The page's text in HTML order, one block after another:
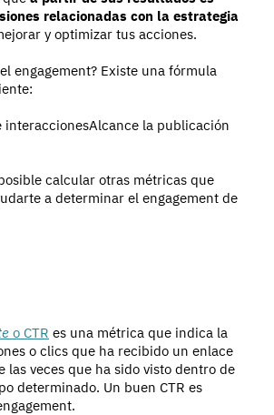
relacionadas con la estrategia
y optimizar tus acciones.
engagement? Existe una fórmula
interaccionesAlcance la publicación
calcular otras métricas que
a determinar el engagement de
o CTR es una métrica que indica la
o clics que ha recibido un enlace
las veces que ha sido visto dentro de
determinado. Un buen CTR es